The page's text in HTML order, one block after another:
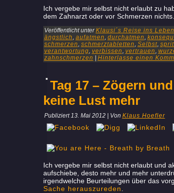
Ich vergebe mir selbst nicht erlaubt zu
dem Zahnarzt oder vor Schmerzen
Veröffentlicht unter Klausi´s Reise ins Leben
ängstlich, aufatmen, durchatmen,
schmerzen, schmerztabletten, Selbst,
verantwortung, verbissen, vertrauen,
zahnschmerzen
Hinterlasse einen
Tag 17 – Zögern
keine Lust mehr
Publiziert 13. Mai 2012| Von Klaus Hoefler
Ich vergebe mir selbst nicht erlaubt und
aufschiebe, desto mehr und mehr
irgendwelche Beurteilungen über das
Sache herauszureden